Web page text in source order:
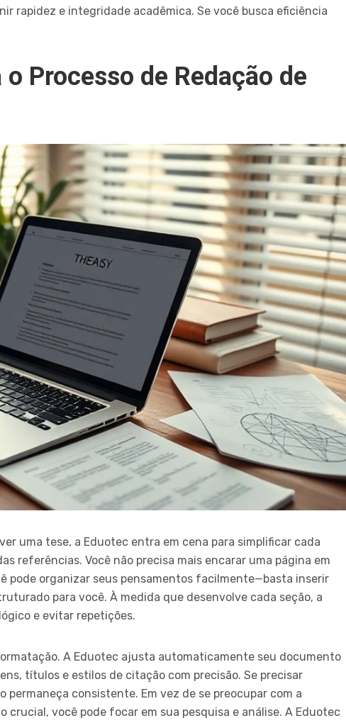
rapidez e integridade acadêmica. Se você busca eficiência
Processo de Redação de
uma tese, a Eduotec entra em cena para simplificar cada
referências. Você não precisa mais encarar uma página em
pode organizar seus pensamentos facilmente—basta inserir
para você. À medida que desenvolve cada seção, a
e evitar repetições.
A Eduotec ajusta automaticamente seu documento
títulos e estilos de citação com precisão. Se precisar
consistente. Em vez de se preocupar com a
você pode focar em sua pesquisa e análise. A Eduotec